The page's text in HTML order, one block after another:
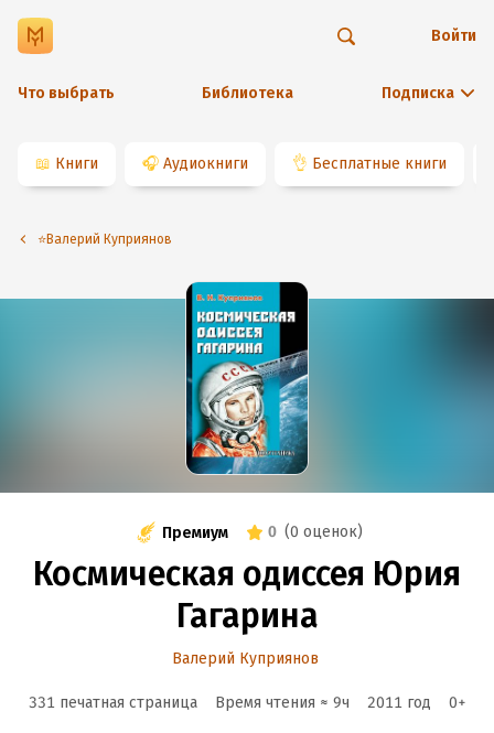
Что выбрать Библиотека Подписка
Войти
📖 Книги 🎧 Аудиокниги 👌 Бесплатные книги
⭐️Валерий Куприянов
Премиум 0 (0 оценок)
Космическая одиссея Юрия
Гагарина
Валерий Куприянов
331 печатная страница Время чтения ≈ 9ч 2011 год 0+